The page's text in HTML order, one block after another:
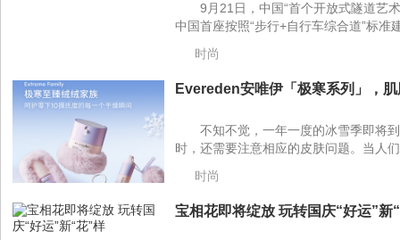
9月21日，中国“首个开放式隧道
中国首座按照“步行+自行车综合道”标准
时尚
Evereden安唯伊「极寒系列」，
不知不觉，一年一度的冰雪季即将
时，还需要注意相应的皮肤问题。当人
时尚
宝相花即将绽放 玩转国庆“好运”新